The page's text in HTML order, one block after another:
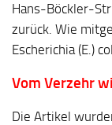
Hans-Böckler-
zurück. Wie
Escherichia (E.)
Vom Verzehr
Die Artikel